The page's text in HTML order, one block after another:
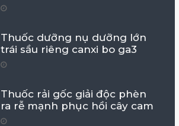
Thuốc dưỡng nụ dưỡng lớn
trái sầu riêng canxi bo ga3
Thuốc rải gốc giải độc phèn
ra rễ mạnh phục hồi cây cam